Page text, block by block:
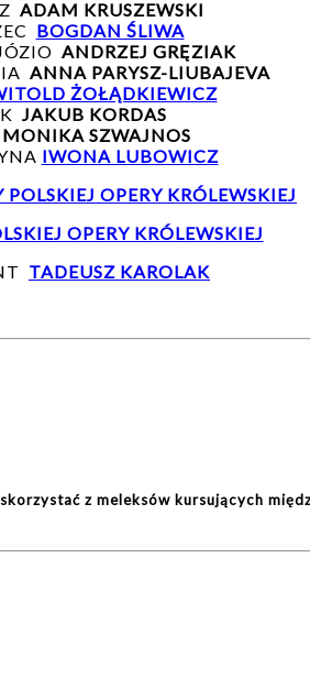
ADAM KRUSZEWSKI
BOGDAN ŚLIWA
ANDRZEJ GRĘZIAK
ANNA PARYSZ-LIUBAJEVA
ŻOŁĄDKIEWICZ
JAKUB KORDAS
MONIKA SZWAJNOS
IWONA LUBOWICZ
OPERY KRÓLEWSKIEJ
OPERY KRÓLEWSKIEJ
TADEUSZ KAROLAK
z meleksów kursujących